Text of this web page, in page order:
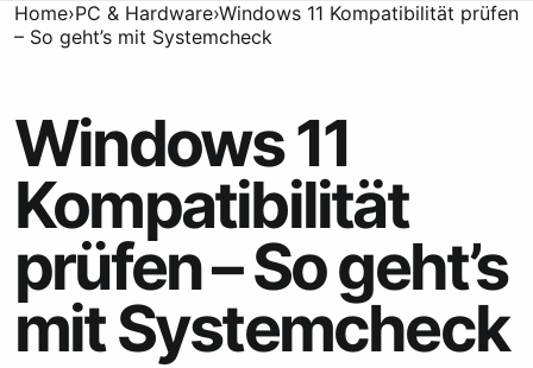
Home›PC & Hardware›Windows 11 Kompatibilität prüfen
– So geht’s mit Systemcheck
Windows 11
Kompatibilität
prüfen – So geht’s
mit Systemcheck